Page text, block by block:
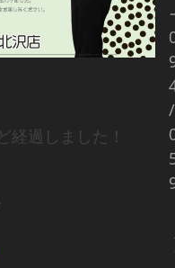
経過しました！
/